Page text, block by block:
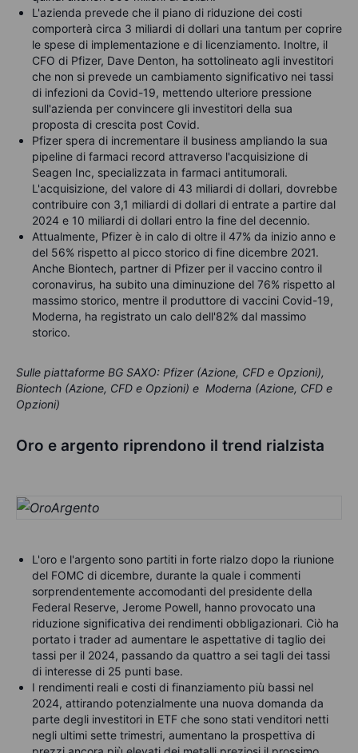
L'azienda prevede che il piano di riduzione dei costi
comporterà circa 3 miliardi di dollari una tantum per coprire
le spese di implementazione e di licenziamento. Inoltre, il
CFO di Pfizer, Dave Denton, ha sottolineato agli investitori
che non si prevede un cambiamento significativo nei tassi
di infezioni da Covid-19, mettendo ulteriore pressione
sull'azienda per convincere gli investitori della sua
proposta di crescita post Covid.
Pfizer spera di incrementare il business ampliando la sua
pipeline di farmaci record attraverso l'acquisizione di
Seagen Inc, specializzata in farmaci antitumorali.
L'acquisizione, del valore di 43 miliardi di dollari, dovrebbe
contribuire con 3,1 miliardi di dollari di entrate a partire dal
2024 e 10 miliardi di dollari entro la fine del decennio.
Attualmente, Pfizer è in calo di oltre il 47% da inizio anno e
del 56% rispetto al picco storico di fine dicembre 2021.
Anche Biontech, partner di Pfizer per il vaccino contro il
coronavirus, ha subito una diminuzione del 76% rispetto al
massimo storico, mentre il produttore di vaccini Covid-19,
Moderna, ha registrato un calo dell'82% dal massimo
storico.
Sulle piattaforme BG SAXO: Pfizer (Azione, CFD e Opzioni),
Biontech (Azione, CFD e Opzioni) e Moderna (Azione, CFD e
Opzioni)
Oro e argento riprendono il trend rialzista
L'oro e l'argento sono partiti in forte rialzo dopo la riunione
del FOMC di dicembre, durante la quale i commenti
sorprendentemente accomodanti del presidente della
Federal Reserve, Jerome Powell, hanno provocato una
riduzione significativa dei rendimenti obbligazionari. Ciò ha
portato i trader ad aumentare le aspettative di taglio dei
tassi per il 2024, passando da quattro a sei tagli dei tassi
di interesse di 25 punti base.
I rendimenti reali e costi di finanziamento più bassi nel
2024, attirando potenzialmente una nuova domanda da
parte degli investitori in ETF che sono stati venditori netti
negli ultimi sette trimestri, aumentano la prospettiva di